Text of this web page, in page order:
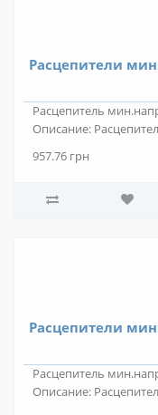
Расцепители
Расцепитель
Описание:
957.76 грн
Расцепители
Расцепитель
Описание: